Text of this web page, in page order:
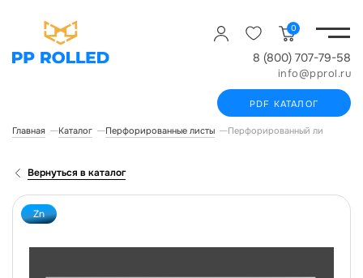
0
8 (800) 707-79-58
info@pprol.ru
PDF КАТАЛОГ
Главная Каталог Перфорированные листы Перфорированный лист
Вернуться в каталог
Zn